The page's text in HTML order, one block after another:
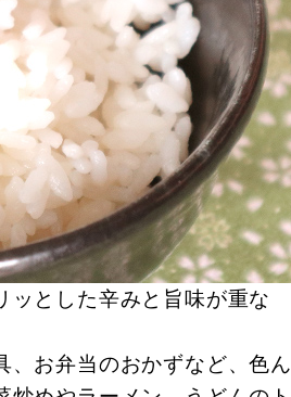
ッとした辛みと旨味が重な
、お弁当のおかずなど、色ん